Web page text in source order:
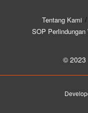
Tentang Kami
SOP Perlindungan
© 2023